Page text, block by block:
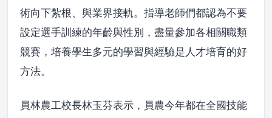
術向下紮根、與業界接軌。指導老師們都認為不要
設定選手訓練的年齡與性別，盡量參加各相關職類
競賽，培養學生多元的學習與經驗是人才培育的好
方法。
員林農工校長林玉芬表示，員農今年都在全國技能